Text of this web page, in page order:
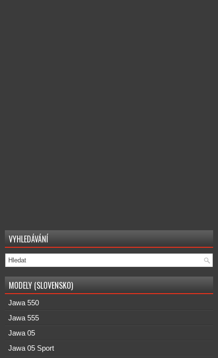
VYHLEDÁVÁNÍ
MODELY (SLOVENSKO)
Jawa 550
Jawa 555
Jawa 05
Jawa 05 Sport